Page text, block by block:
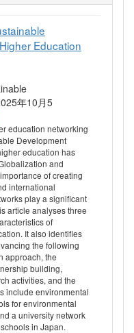
Education
年10月5
education networking
Development
education has
and
of creating
international
play a significant
article analyses three
of
It also identifies
the following
approach, the
building,
activities, and the
include environmental
for environmental
a university network
in Japan.